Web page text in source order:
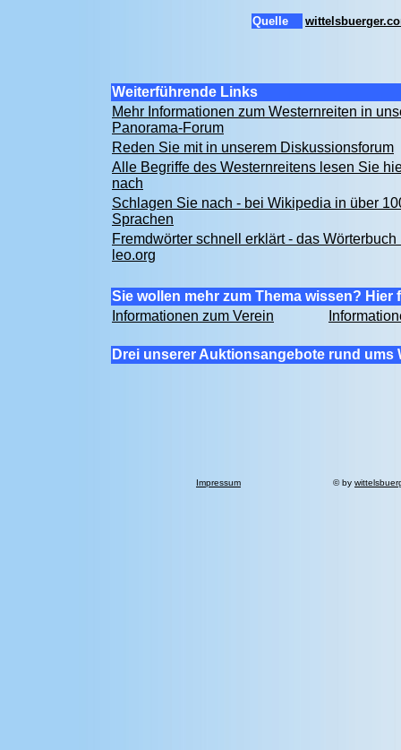
Quelle
Weiterführende Links
Mehr Informationen zum Westernreiten in
Panorama-Forum
Reden Sie mit in unserem Diskussionsforum
Alle Begriffe des Westernreitens lesen Sie
nach
Schlagen Sie nach - bei Wikipedia in über
Sprachen
Fremdwörter schnell erklärt - das Wörterbuch
leo.org
Sie wollen mehr zum Thema wissen? Hier
Informationen zum Verein
Drei unserer Auktionsangebote rund ums
Impressum © by